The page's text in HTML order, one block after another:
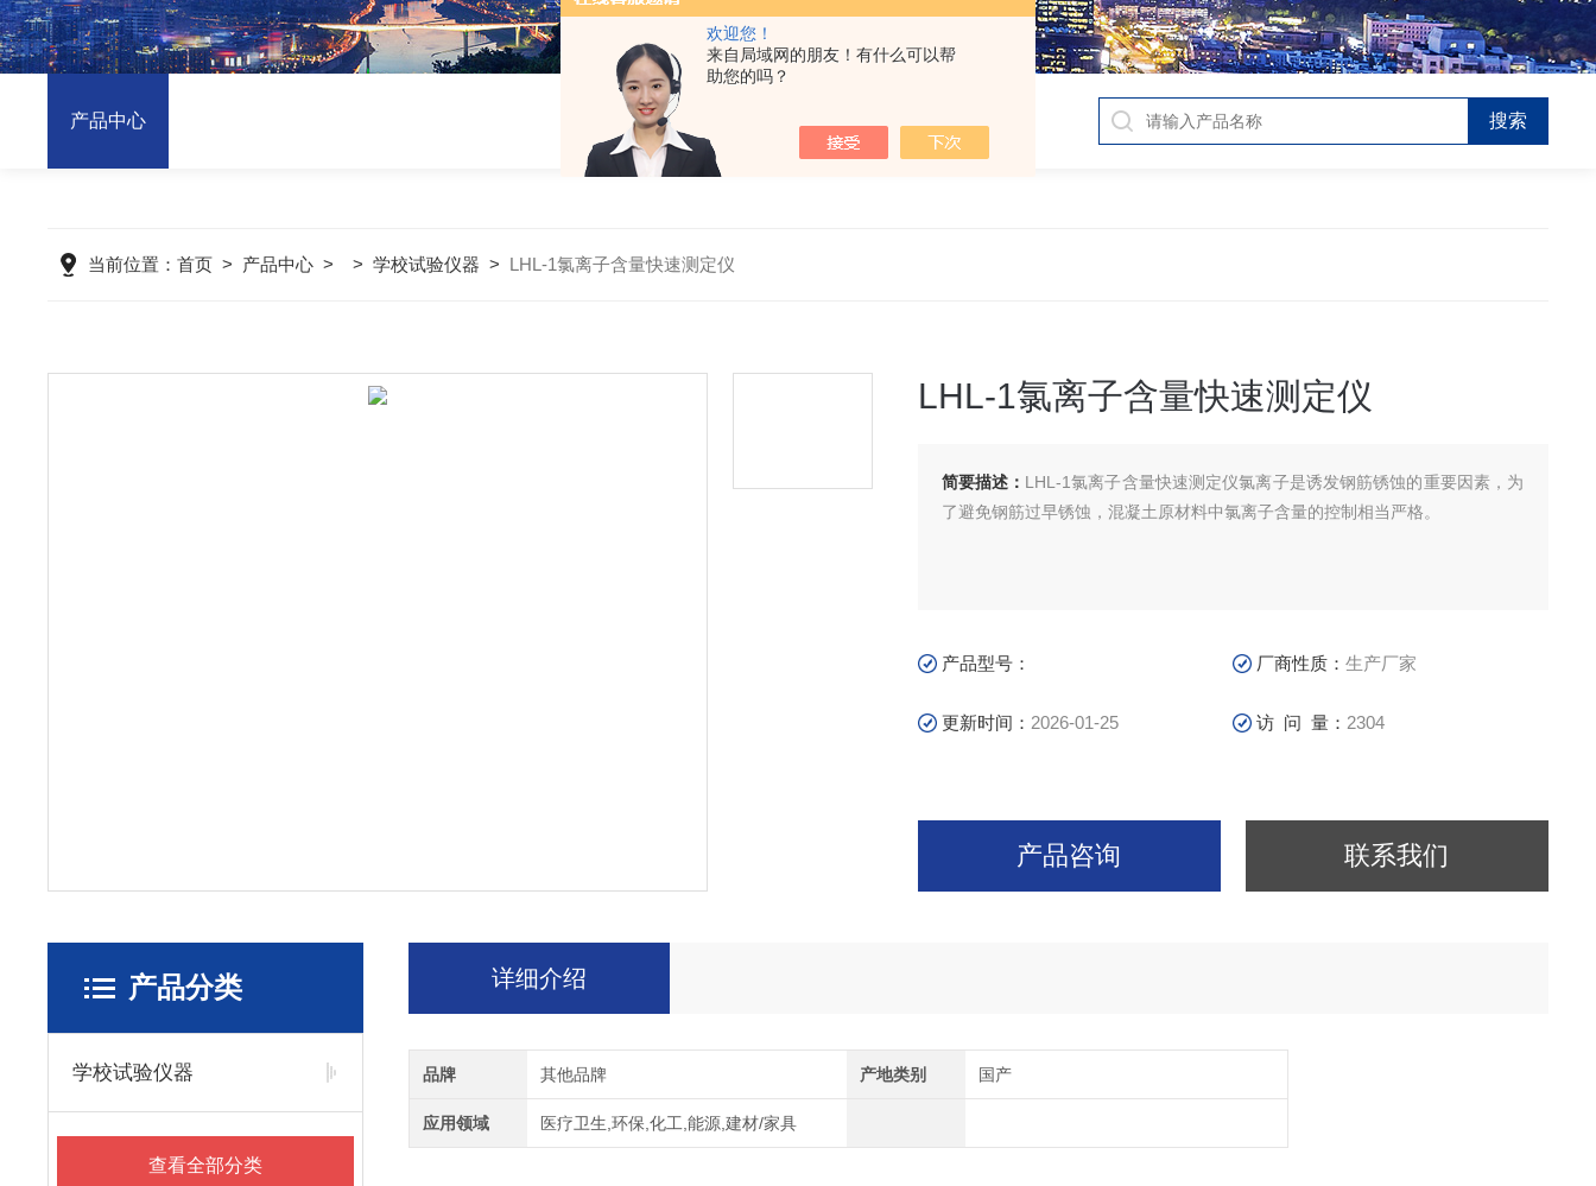
欢迎您！
来自局域网的朋友！有什么可以帮
助您的吗？
产品中心
当前位置：首页 > 产品中心 > >学校试验仪器 > LHL-1氯离子含量快速测定仪
LHL-1氯离子含量快速测定仪
简要描述： LHL-1氯离子含量快速测定仪氯离子是诱发钢筋锈蚀的重要因素，为
了避免钢筋过早锈蚀，混凝土原材料中氯离子含量的控制相当严格。
产品型号： 厂商性质：生产厂家
更新时间： 2026-01-25 访 问 量： 2304
产品咨询 联系我们
产品分类
学校试验仪器
查看全部分类
详细介绍
品牌 其他品牌 产地类别 国产
应用领域 医疗卫生,环保,化工,能源,建材/家具